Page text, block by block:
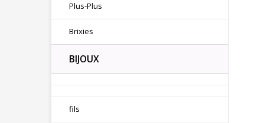
Plus-Plus
Brixies
BIJOUX
fils